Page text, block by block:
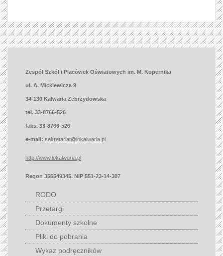
Zespół Szkół i Placówek Oświatowych im. M. Kopernika
ul. A. Mickiewicza 9
34-130 Kalwaria Zebrzydowska
tel. 33-8766-526
faks. 33-8766-526
e-mail: sekretariat@lokalwaria.pl
http://www.lokalwaria.pl
Regon 356549345. NIP 551-23-14-307
RODO
Przetargi
Dokumenty szkolne
Pliki do pobrania
Wykaz podręczników